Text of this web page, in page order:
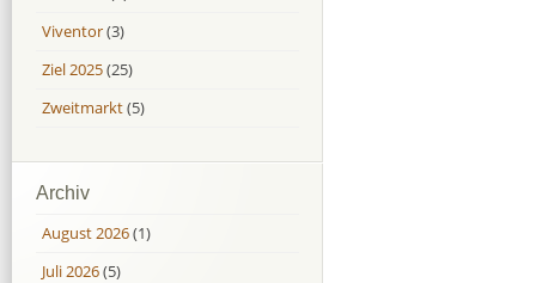
Viventor(3)
Ziel 2025(25)
Zweitmarkt(5)
Archiv
August 2026(1)
Juli 2026(5)